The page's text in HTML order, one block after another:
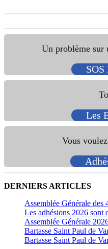
Un problème sur
SOS
Les
Vous
DERNIERS ARTICLES
Assemblée Générale des
Les adhésions 2026 sont
Assemblée Générale
Bartasse Saint Paul de
Bartasse Saint Paul de